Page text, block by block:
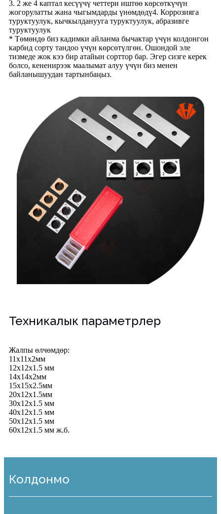
3. 2 же 4 каптал кесүүчү четтери иштөө көрсөткүчүн
жогорулатты жана чыгымдарды үнөмдөдү4. Коррозияга
туруктуулук, кычкылданууга туруктуулук, абразивге
туруктуулук
* Төмөндө биз кадимки айланма бычактар ​​үчүн колдонгон
карбид сорту тандоо үчүн көрсөтүлгөн. Ошондой эле
тизмеде жок кээ бир атайын сорттор бар. Эгер сизге керек
болсо, кененирээк маалымат алуу үчүн биз менен
байланышуудан тартынбаңыз.
Техникалык параметрлер
Жалпы өлчөмдөр:
11x11x2мм
12x12x1.5 мм
14x14x2мм
15x15x2.5мм
20x12x1.5мм
30x12x1.5 мм
40x12x1.5 мм
50x12x1.5 мм
60x12x1.5 мм ж.б.
Колдонмо